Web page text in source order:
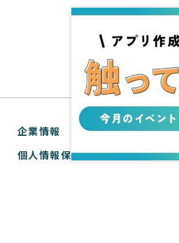
企業情報
個人情報保護方針